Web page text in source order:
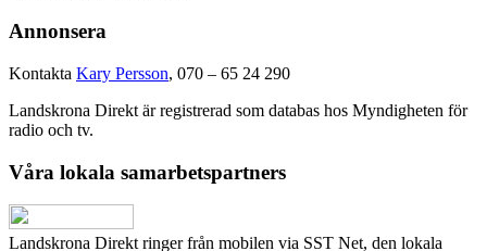
Annonsera
Kontakta Kary Persson, 070 – 65 24 290
Landskrona Direkt är registrerad som databas hos Myndigheten för
radio och tv.
Våra lokala samarbetspartners
Landskrona Direkt ringer från mobilen via SST Net, den lokala